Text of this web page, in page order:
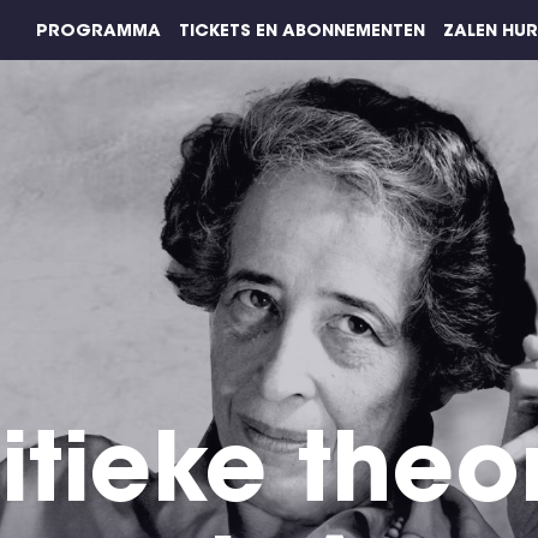
PROGRAMMA TICKETS EN ABONNEMENTEN ZALEN